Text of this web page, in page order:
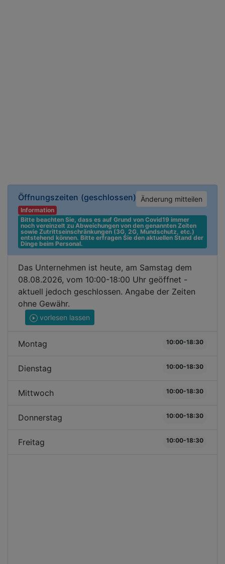
Öffnungszeiten (geschlossen) Änderung mitteilen
Information
Bitte beachten Sie, dass es auf Grund von Covid19 immer
noch vereinzelt zu Abweichungen von den genannten Zeiten
sowie Zutrittseinschränkungen (3G, 2G, Mundschutz, etc.)
entstehend können. Bitte erfragen Sie den aktuellen Stand der
Dinge beim Personal.
Das Unternehmen ist heute, am Samstag dem
08.08.2026, vom 10:00-18:00 Uhr geöffnet -
aktuell jedoch geschlossen. Angabe der Zeiten
ohne Gewähr.
vorlesen lassen
Montag 10:00-18:30
Dienstag 10:00-18:30
Mittwoch 10:00-18:30
Donnerstag 10:00-18:30
Freitag 10:00-18:30